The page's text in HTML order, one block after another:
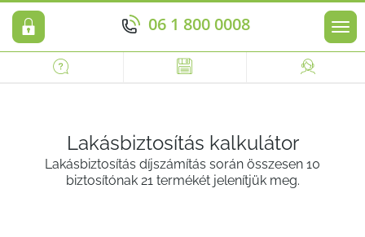
06 1 800 0008
Lakásbiztosítás kalkulátor
Lakásbiztosítás díjszámítás során összesen 10
biztosítónak 21 termékét jelenítjük meg.